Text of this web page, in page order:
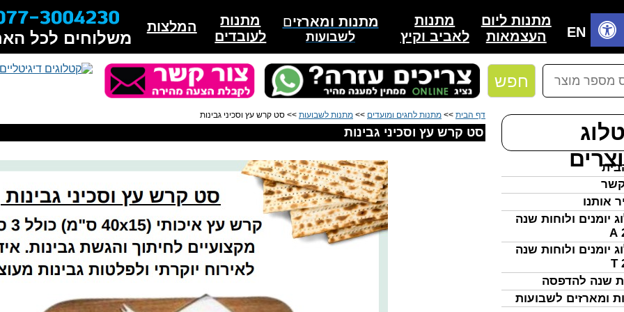
חפש
אותנו
יומנים ולוחות שנה
יומנים ולוחות שנה
שנה להדפסה
ומארזים לשבועות
EN
מתנות
לאביב וקיץ
המלצות
מתנות
לעובדים
מתנות ומארזים
לשבועות
מתנות ליום
העצמאות
משלוחים לכל
דף הבית >> מתנות לחגים ומועדים >> מתנות לשבועות >> סט קרש עץ וסכיני גבינות
סט קרש עץ וסכיני גבינות